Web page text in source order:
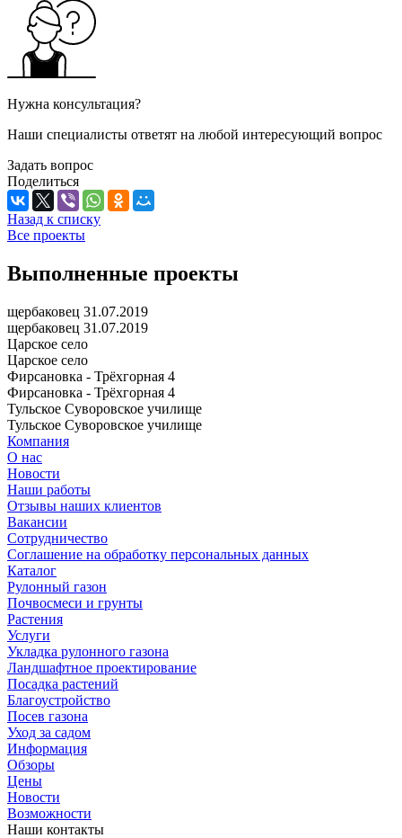
Нужна консультация?
Наши специалисты ответят на любой интересующий вопрос
Задать вопрос
Поделиться
Назад к списку
Все проекты
Выполненные проекты
щербаковец 31.07.2019
щербаковец 31.07.2019
Царское село
Царское село
Фирсановка - Трёхгорная 4
Фирсановка - Трёхгорная 4
Тульское Суворовское училище
Тульское Суворовское училище
Компания
О нас
Новости
Наши работы
Отзывы наших клиентов
Вакансии
Сотрудничество
Соглашение на обработку персональных данных
Каталог
Рулонный газон
Почвосмеси и грунты
Растения
Услуги
Укладка рулонного газона
Ландшафтное проектирование
Посадка растений
Благоустройство
Посев газона
Уход за садом
Информация
Обзоры
Цены
Новости
Возможности
Наши контакты